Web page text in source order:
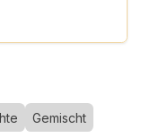
Gemischt